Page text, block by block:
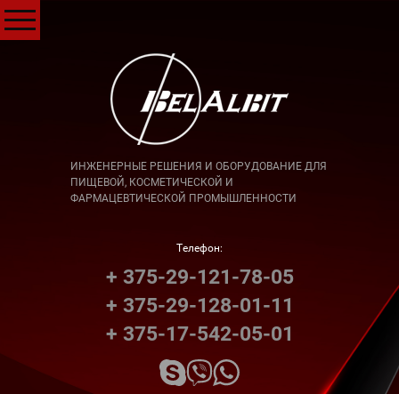
ИНЖЕНЕРНЫЕ РЕШЕНИЯ И ОБОРУДОВАНИЕ ДЛЯ
ПИЩЕВОЙ, КОСМЕТИЧЕСКОЙ И
ФАРМАЦЕВТИЧЕСКОЙ ПРОМЫШЛЕННОСТИ
Телефон:
+ 375-29-121-78-05
+ 375-29-128-01-11
+ 375-17-542-05-01